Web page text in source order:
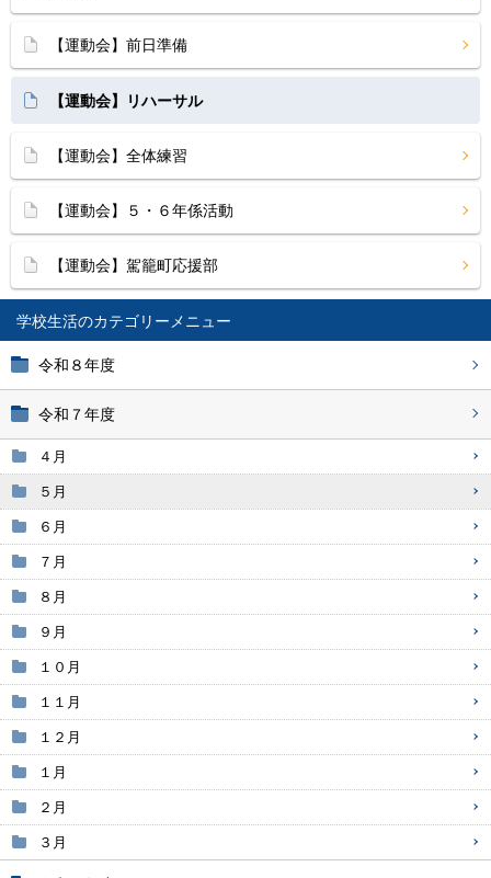
学校生活
令和８年度
令和７年度
４月
５月
６月
７月
８月
９月
１０月
１１月
１２月
１月
２月
３月
【運動会】前日準備
【運動会】リハーサル
【運動会】全体練習
【運動会】５・６年係活動
【運動会】駕籠町応援部